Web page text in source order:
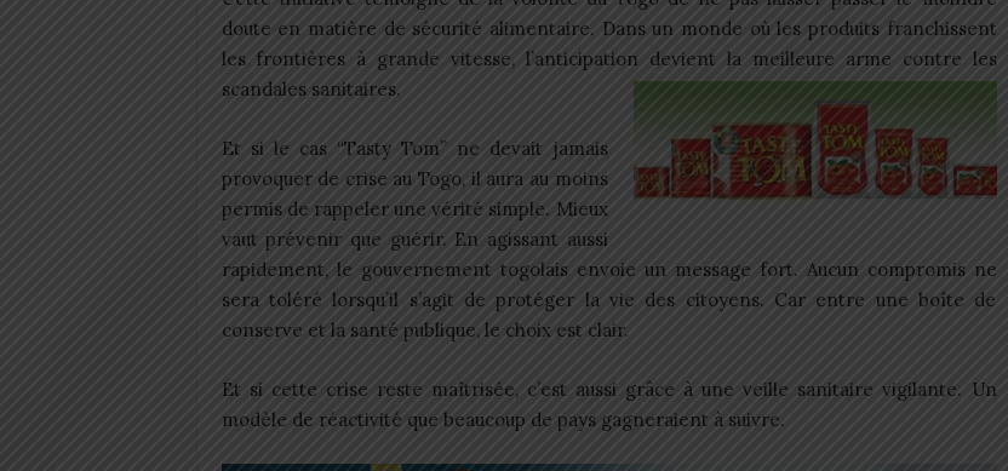
doute en matière de sécurité alimentaire. Dans un monde où les produits franchissent
les frontières à grande vitesse, l’anticipation devient la meilleure arme contre les
scandales sanitaires.
Et si le cas “Tasty Tom” ne devait jamais
provoquer de crise au Togo, il aura au moins
permis de rappeler une vérité simple. Mieux
vaut prévenir que guérir. En agissant aussi
rapidement, le gouvernement togolais envoie un message fort. Aucun compromis ne
sera toléré lorsqu’il s’agit de protéger la vie des citoyens. Car entre une boîte de
conserve et la santé publique, le choix est clair.
Et si cette crise reste maîtrisée, c’est aussi grâce à une veille sanitaire vigilante. Un
modèle de réactivité que beaucoup de pays gagneraient à suivre.